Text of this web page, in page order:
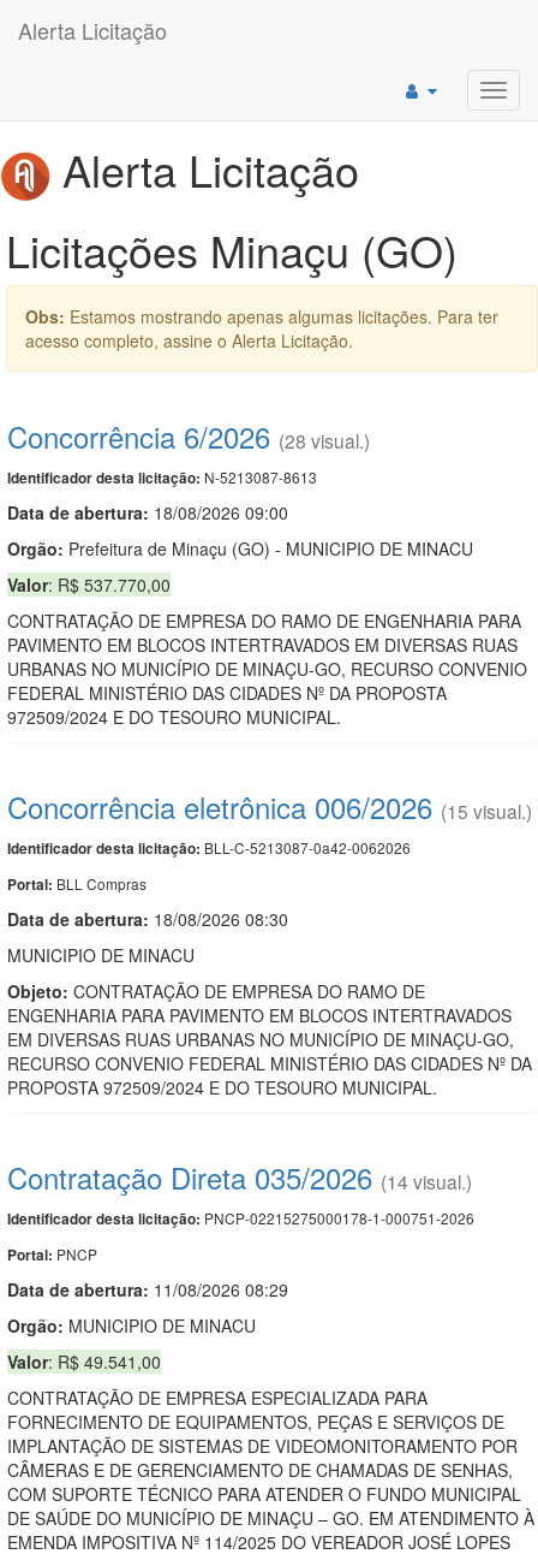
Alerta Licitação
Alerta Licitação
Licitações Minaçu (GO)
Obs: Estamos mostrando apenas algumas licitações. Para ter
acesso completo, assine o Alerta Licitação.
Concorrência 6/2026 (28 visual.)
Identificador desta licitação: N-5213087-8613
Data de abertura: 18/08/2026 09:00
Orgão: Prefeitura de Minaçu (GO) - MUNICIPIO DE MINACU
Valor: R$ 537.770,00
CONTRATAÇÃO DE EMPRESA DO RAMO DE ENGENHARIA PARA
PAVIMENTO EM BLOCOS INTERTRAVADOS EM DIVERSAS RUAS
URBANAS NO MUNICÍPIO DE MINAÇU-GO, RECURSO CONVENIO
FEDERAL MINISTÉRIO DAS CIDADES Nº DA PROPOSTA
972509/2024 E DO TESOURO MUNICIPAL.
Concorrência eletrônica 006/2026 (15 visual.)
Identificador desta licitação: BLL-C-5213087-0a42-0062026
Portal: BLL Compras
Data de abertura: 18/08/2026 08:30
MUNICIPIO DE MINACU
Objeto: CONTRATAÇÃO DE EMPRESA DO RAMO DE
ENGENHARIA PARA PAVIMENTO EM BLOCOS INTERTRAVADOS
EM DIVERSAS RUAS URBANAS NO MUNICÍPIO DE MINAÇU-GO,
RECURSO CONVENIO FEDERAL MINISTÉRIO DAS CIDADES Nº DA
PROPOSTA 972509/2024 E DO TESOURO MUNICIPAL.
Contratação Direta 035/2026 (14 visual.)
Identificador desta licitação: PNCP-02215275000178-1-000751-2026
Portal: PNCP
Data de abertura: 11/08/2026 08:29
Orgão: MUNICIPIO DE MINACU
Valor: R$ 49.541,00
CONTRATAÇÃO DE EMPRESA ESPECIALIZADA PARA
FORNECIMENTO DE EQUIPAMENTOS, PEÇAS E SERVIÇOS DE
IMPLANTAÇÃO DE SISTEMAS DE VIDEOMONITORAMENTO POR
CÂMERAS E DE GERENCIAMENTO DE CHAMADAS DE SENHAS,
COM SUPORTE TÉCNICO PARA ATENDER O FUNDO MUNICIPAL
DE SAÚDE DO MUNICÍPIO DE MINAÇU – GO. EM ATENDIMENTO À
EMENDA IMPOSITIVA Nº 114/2025 DO VEREADOR JOSÉ LOPES